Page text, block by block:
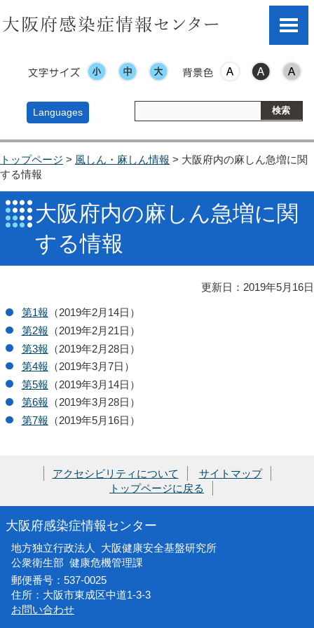
文字サイズ 表示色
Languages
トップページ > 風しん・麻しん情報 > 大阪府内の麻しん急増に関
する情報
大阪府内の麻しん急増に関
する情報
更新日：2019年5月16日
第1報 （2019年2月14日）
第2報 （2019年2月21日）
第3報 （2019年2月28日）
第4報 （2019年3月7日）
第5報 （2019年3月14日）
第6報 （2019年3月28日）
第7報 （2019年5月16日）
アクセシビリティについて
サイトマップ
トップページに戻る
大阪府感染症情報センター
地方独立行政法人 大阪健康安全基盤研究所
公衆衛生部 健康危機管理課
郵便番号：537-0025
住所：大阪市東成区中道1-3-3
お問い合わせ